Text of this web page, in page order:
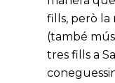
fills, però la
(també
tres fills a